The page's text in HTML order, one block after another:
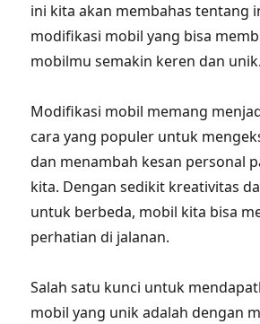
ini kita akan membahas tentang
modifikasi mobil yang bisa
mobilmu semakin keren dan unik.
Modifikasi mobil memang
cara yang populer untuk
dan menambah kesan personal
kita. Dengan sedikit kreativitas
untuk berbeda, mobil kita bisa
perhatian di jalanan.
Salah satu kunci untuk
mobil yang unik adalah dengan